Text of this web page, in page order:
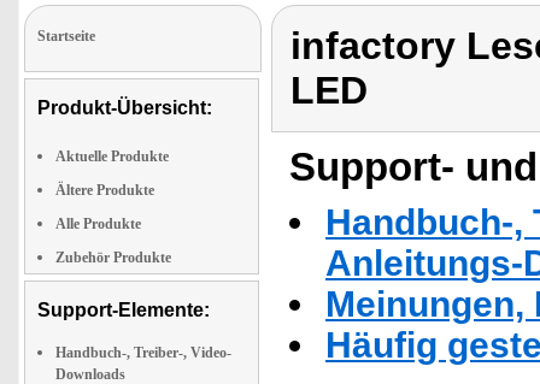
Startseite
Produkt-Übersicht:
Aktuelle Produkte
Ältere Produkte
Alle Produkte
Zubehör Produkte
Support-Elemente:
Handbuch-, Treiber-, Video-
Downloads
infactory
LED
Support-
Handbuch-,
Anleitungs-
Häufig